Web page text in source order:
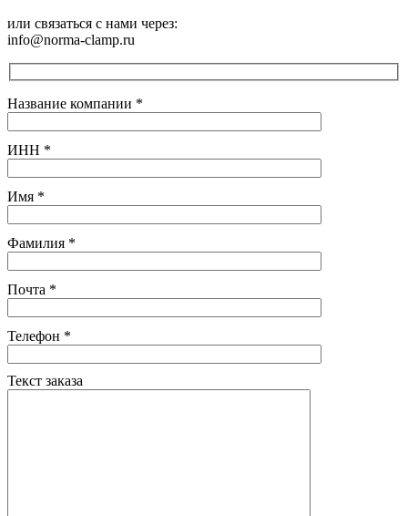
или связаться с нами через:
info@norma-clamp.ru
Название компании *
ИНН *
Имя *
Фамилия *
Почта *
Телефон *
Текст заказа